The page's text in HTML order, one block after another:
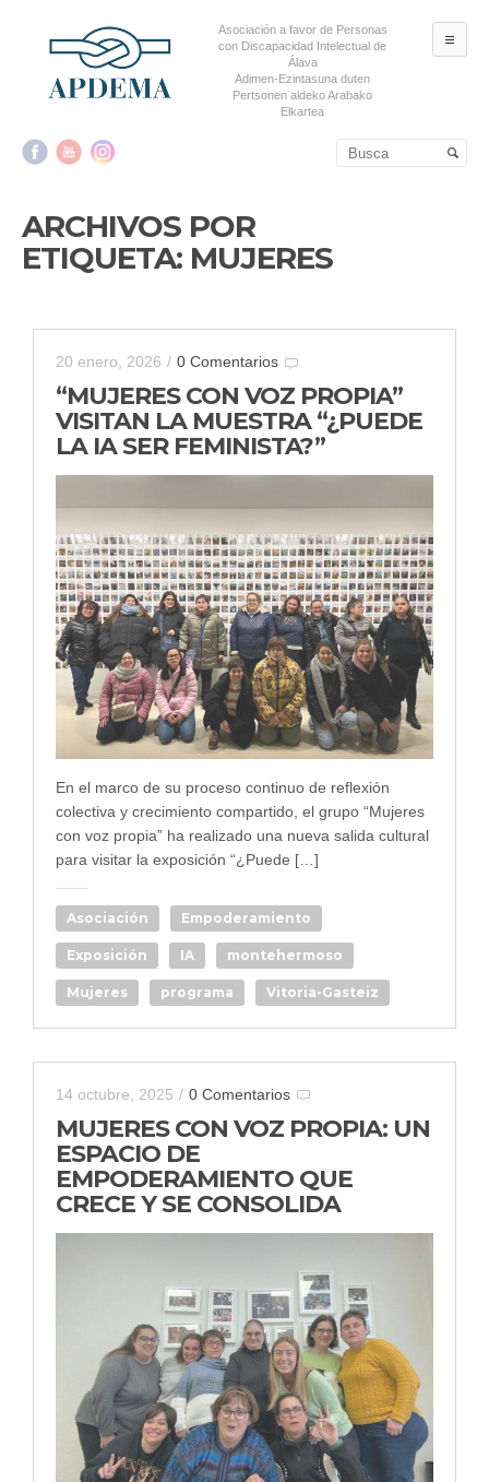
Asociación a favor de Personas
con Discapacidad Intelectual de
Álava
Adimen-Ezintasuna duten
Pertsonen aldeko Arabako
Elkartea
secundario
ARCHIVOS POR
ETIQUETA: MUJERES
20 enero, 2026 / 0 Comentarios
“MUJERES CON VOZ PROPIA”
VISITAN LA MUESTRA “¿PUEDE
LA IA SER FEMINISTA?”
En el marco de su proceso continuo de reflexión
colectiva y crecimiento compartido, el grupo “Mujeres
con voz propia” ha realizado una nueva salida cultural
para visitar la exposición “¿Puede […]
Asociación Empoderamiento
Exposición IA montehermoso
Mujeres programa Vitoria-Gasteiz
14 octubre, 2025 / 0 Comentarios
MUJERES CON VOZ PROPIA: UN
ESPACIO DE
EMPODERAMIENTO QUE
CRECE Y SE CONSOLIDA